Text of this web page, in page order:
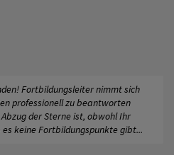
Fortbildungsleiter nimmt sich
professionell zu beantworten
der Sterne ist, obwohl Ihr
keine Fortbildungspunkte gibt...